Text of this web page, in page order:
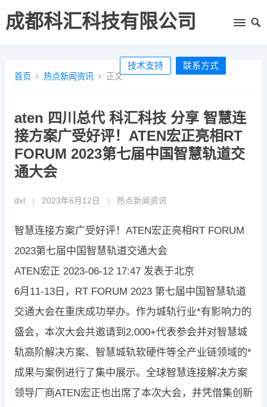
成都科汇科技有限公司
技术支持 联系方式
首页 热点新闻资讯 正文
aten 四川总代 科汇科技 分享 智慧连
接方案广受好评！ATEN宏正亮相RT
FORUM 2023第七届中国智慧轨道交
通大会
dxl 2023年6月12日 热点新闻资讯
智慧连接方案广受好评！ATEN宏正亮相RT FORUM
2023第七届中国智慧轨道交通大会
ATEN宏正 2023-06-12 17:47 发表于北京
6月11-13日，RT FORUM 2023 第七届中国智慧轨道
交通大会在重庆成功举办。作为城轨行业*有影响力的
盛会，本次大会共邀请到2,000+代表参会并对智慧城
轨高阶解决方案、智慧城轨软硬件等全产业链领域的*
成果与案例进行了集中展示。全球智慧连接解决方案
领导厂商ATEN宏正也出席了本次大会，并凭借集创新